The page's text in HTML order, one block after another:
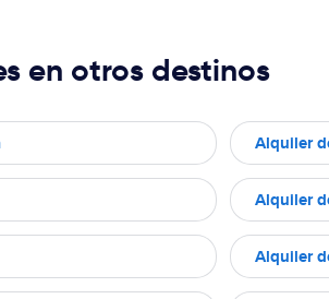
en otros destinos
Alquiler
Alquiler
Alquiler